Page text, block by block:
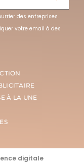
des entreprises.
votre email à des
À LA UNE
digitale